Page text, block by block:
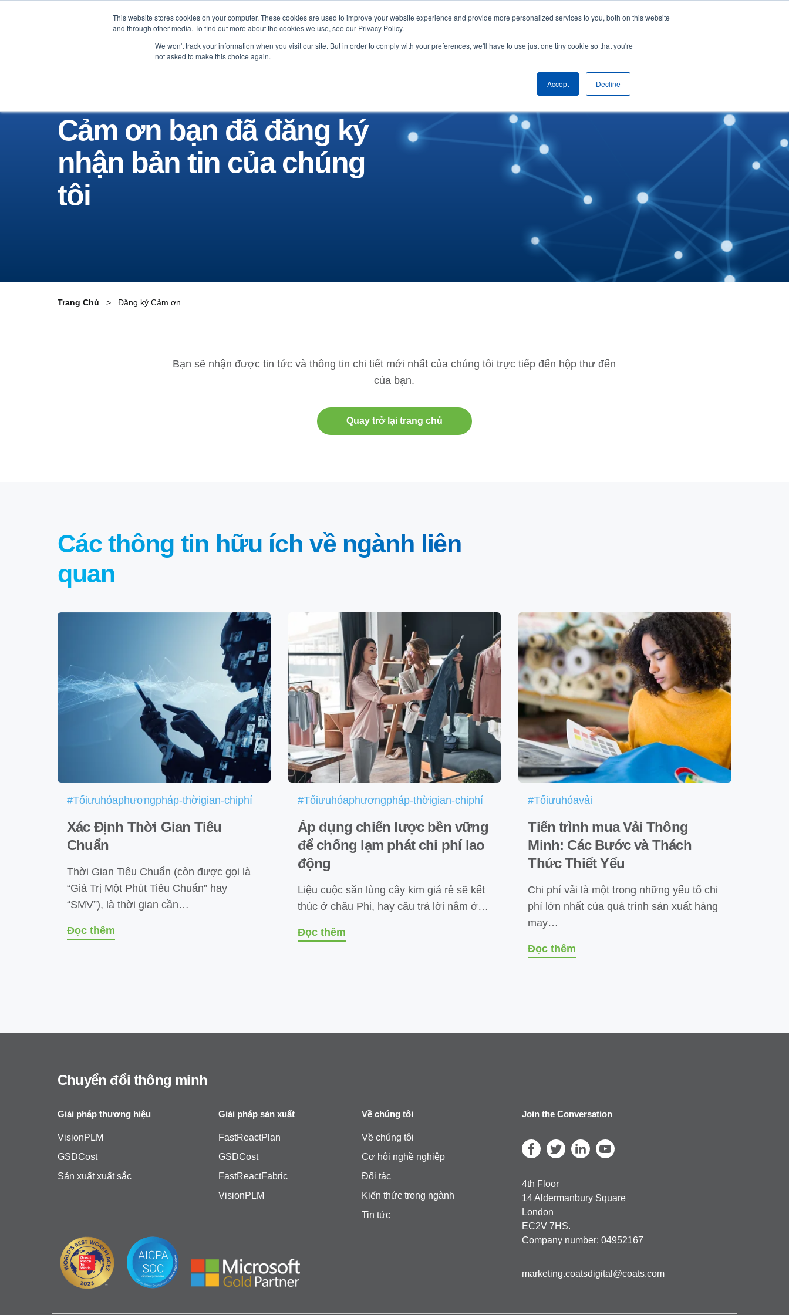
This website stores cookies on your computer. These cookies are used to improve your website experience and provide more personalized services to you, both on this website
and through other media. To find out more about the cookies we use, see our Privacy Policy.
We won't track your information when you visit our site. But in order to comply with your preferences, we'll have to use just one tiny cookie so that you're
not asked to make this choice again.
Accept Decline
Nhãn Hàng Nhà sản xuất lời chứng thực Bảng Tin Về chúng tôi Liên hệ
Cảm ơn bạn đã đăng ký
nhận bản tin của chúng
tôi
Trang Chủ Đăng ký Cảm ơn
Bạn sẽ nhận được tin tức và thông tin chi tiết mới nhất của chúng tôi trực tiếp đến hộp thư đến
của bạn.
Quay trở lại trang chủ
Các thông tin hữu ích về ngành liên
quan
#Tốiưuhóaphươngpháp-thờigian-chiphí
Xác Định Thời Gian Tiêu
Chuẩn
Thời Gian Tiêu Chuẩn (còn được gọi là
“Giá Trị Một Phút Tiêu Chuẩn” hay
“SMV”), là thời gian cần…
Đọc thêm
#Tốiưuhóaphươngpháp-thờigian-chiphí
Áp dụng chiến lược bền vững
để chống lạm phát chi phí lao
động
Liệu cuộc săn lùng cây kim giá rẻ sẽ kết
thúc ở châu Phi, hay câu trả lời nằm ở…
Đọc thêm
#Tốiưuhóavải
Tiến trình mua Vải Thông
Minh: Các Bước và Thách
Thức Thiết Yếu
Chi phí vải là một trong những yếu tố chi
phí lớn nhất của quá trình sản xuất hàng
may…
Đọc thêm
Chuyển đổi thông minh
Giải pháp thương hiệu
VisionPLM
GSDCost
Sản xuất xuất sắc
Giải pháp sản xuất
FastReactPlan
GSDCost
FastReactFabric
VisionPLM
Về chúng tôi
Về chúng tôi
Cơ hội nghề nghiệp
Đối tác
Kiến thức trong ngành
Tin tức
Join the Conversation
4th Floor
14 Aldermanbury Square
London
EC2V 7HS.
Company number: 04952167
marketing.coatsdigital@coats.com